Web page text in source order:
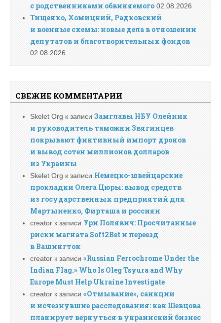
с родственниками обвиняемого 02.08.2026
Тищенко, Хомицкий, Радковский
и военные схемы: новые дела в отношении
депутатов и благотворительных фондов
02.08.2026
СВЕЖИЕ КОММЕНТАРИИ
Skelet Org к записи Замглавы НБУ Олейник
и руководитель таможни Звягинцев
покрывают фиктивный импорт дронов
и вывод сотен миллионов долларов
из Украины
Skelet Org к записи Немецко-швейцарские
прокладки Олега Цюры: вывод средств
из государственных предприятий для
Мартыненко, Фирташа и россиян
creator к записи Ури Полявич: Просчитанные
риски магната Soft2Bet и переезд
в Вашингтон
creator к записи «Russian Ferrochrome Under the
Indian Flag.» Who Is Oleg Tsyura and Why
Europe Must Help Ukraine Investigate
creator к записи «Отмывание», санкции
и исчезнувшие расследования: как Шевцова
планирует вернуться в украинский бизнес